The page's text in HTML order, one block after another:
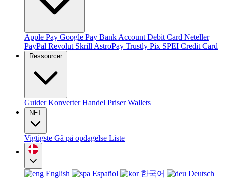
Apple Pay Google Pay Bank Account Debit Card Neteller
PayPal Revolut Skrill AstroPay Trustly Pix SPEI Credit Card
Ressourcer
GuiderKonverterHandel PriserWallets
NFT
Vigtigste Gå på opdagelse Liste
English Español 한국어
Deutsch